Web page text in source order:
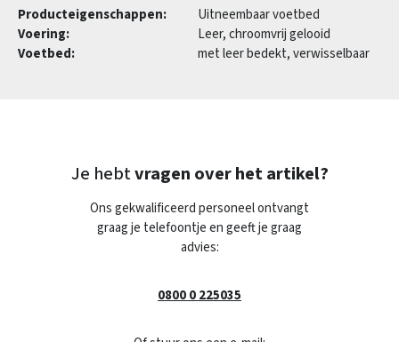
Producteigenschappen:
Uitneembaar voetbed
Voering:
Leer, chroomvrij gelooid
Voetbed:
met leer bedekt, verwisselbaar
Je hebtvragen over het artikel?
Ons gekwalificeerd personeel ontvangt
graag je telefoontje en geeft je graag
advies:
0800 0 225035